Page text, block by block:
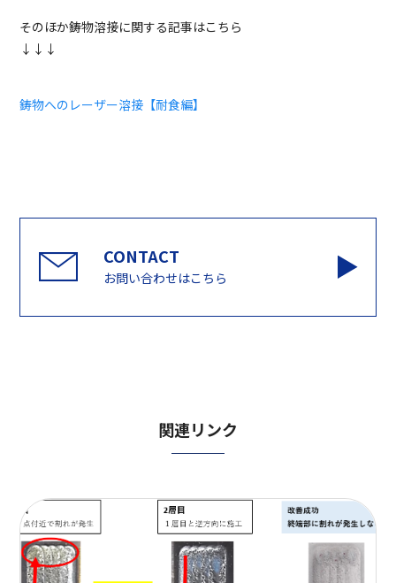
そのほか鋳物溶接に関する記事はこちら
↓↓↓
鋳物へのレーザー溶接【耐食編】
お問い合わせはこちら
関連リンク